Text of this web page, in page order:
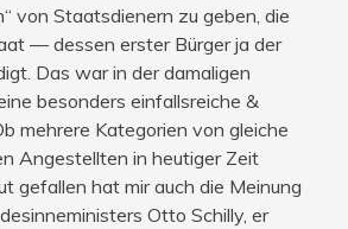
von Staatsdienern zu geben, die
— dessen erster Bürger ja der
Das war in der damaligen
besonders einfallsreiche &
mehrere Kategorien von gleiche
Angestellten in heutiger Zeit
gefallen hat mir auch die Meinung
Otto Schilly, er